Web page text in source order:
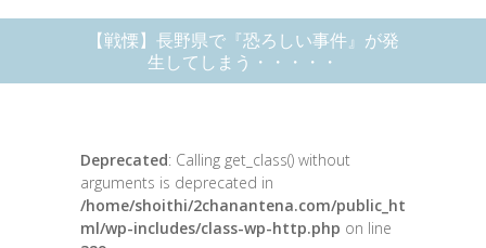
【戦慄】長野県で『恐ろしい事件』が発
生してしまう・・・・・
Deprecated: Calling get_class() without
arguments is deprecated in
/home/shoithi/2chanantena.com/public_ht
ml/wp-includes/class-wp-http.php on line